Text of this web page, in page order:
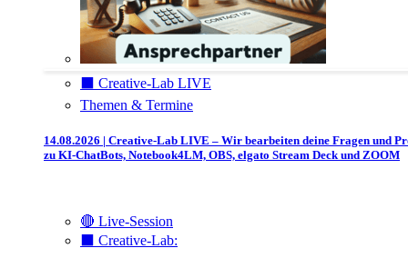
⬛️ Creative-Lab LIVE
Themen & Termine
14.08.2026 | Creative-Lab LIVE – Wir bearbeiten deine Fragen und
zu KI-ChatBots, Notebook4LM, OBS, elgato Stream Deck und ZOOM
🔴 Live-Session
⬛️ Creative-Lab: